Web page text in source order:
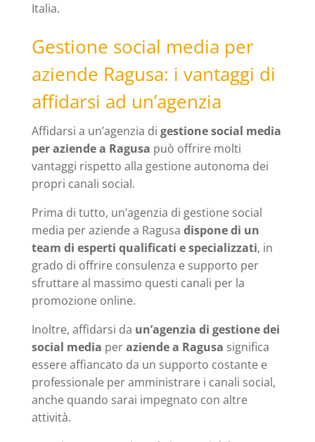
Italia.
Gestione social media per
aziende Ragusa: i vantaggi di
affidarsi ad un’agenzia
Affidarsi a un’agenzia di gestione social media
per aziende a Ragusa può offrire molti
vantaggi rispetto alla gestione autonoma dei
propri canali social.
Prima di tutto, un’agenzia di gestione social
media per aziende a Ragusa dispone di un
team di esperti qualificati e specializzati, in
grado di offrire consulenza e supporto per
sfruttare al massimo questi canali per la
promozione online.
Inoltre, affidarsi da un’agenzia di gestione dei
social media peraziende a Ragusa significa
essere affiancato da un supporto costante e
professionale per amministrare i canali social,
anche quando sarai impegnato con altre
attività.